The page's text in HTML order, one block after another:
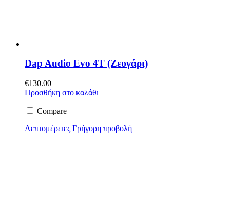
Dap Audio Evo 4T (Ζευγάρι)
€130.00
Προσθήκη στο καλάθι
Compare
Λεπτομέρειες Γρήγορη προβολή